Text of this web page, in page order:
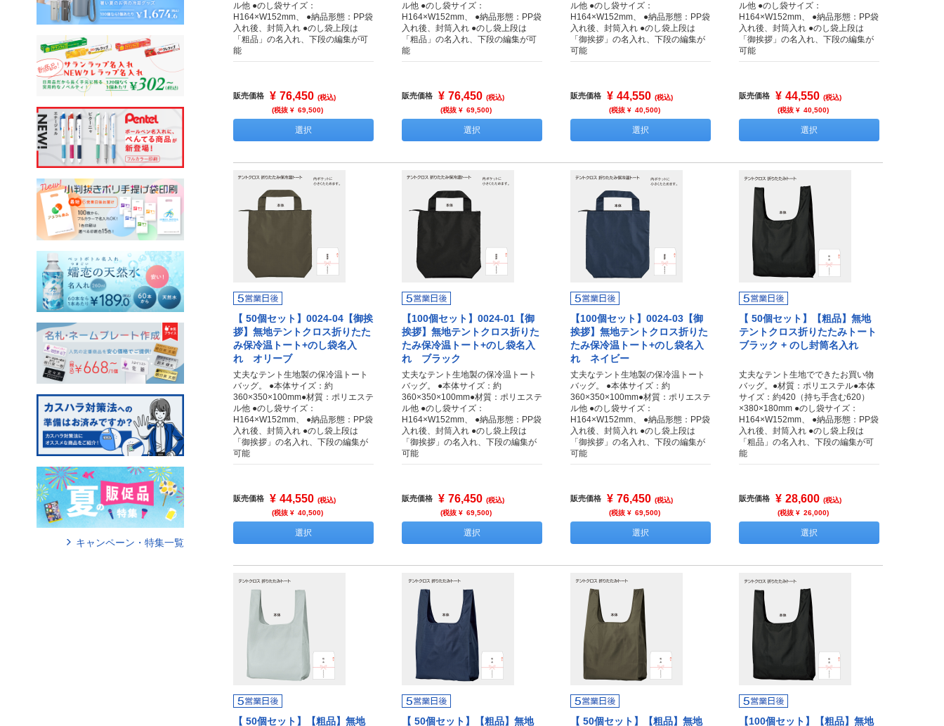
ル他 ●のし袋サイズ：
H164×W152mm、 ●納品形態：PP袋
入れ後、封筒入れ ●のし袋上段は
「粗品」の名入れ、下段の編集が可
能
販売価格 ¥ 76,450 (税込)
(税抜 ¥ 69,500)
選択
ル他 ●のし袋サイズ：
H164×W152mm、 ●納品形態：PP袋
入れ後、封筒入れ ●のし袋上段は
「粗品」の名入れ、下段の編集が可
能
販売価格 ¥ 76,450 (税込)
(税抜 ¥ 69,500)
選択
ル他 ●のし袋サイズ：
H164×W152mm、 ●納品形態：PP袋
入れ後、封筒入れ ●のし袋上段は
「御挨拶」の名入れ、下段の編集が
可能
販売価格 ¥ 44,550 (税込)
(税抜 ¥ 40,500)
選択
ル他 ●のし袋サイズ：
H164×W152mm、 ●納品形態：PP袋
入れ後、封筒入れ ●のし袋上段は
「御挨拶」の名入れ、下段の編集が
可能
販売価格 ¥ 44,550 (税込)
(税抜 ¥ 40,500)
選択
【 50個セット】0024-04【御挨
拶】無地テントクロス折りたた
み保冷温トート+のし袋名入
れ オリーブ
丈夫なテント生地製の保冷温トート
バッグ。 ●本体サイズ：約
360×350×100mm●材質：ポリエステ
ル他 ●のし袋サイズ：
H164×W152mm、 ●納品形態：PP袋
入れ後、封筒入れ ●のし袋上段は
「御挨拶」の名入れ、下段の編集が
可能
販売価格 ¥ 44,550 (税込)
(税抜 ¥ 40,500)
選択
【100個セット】0024-01【御
挨拶】無地テントクロス折りた
たみ保冷温トート+のし袋名入
れ ブラック
丈夫なテント生地製の保冷温トート
バッグ。 ●本体サイズ：約
360×350×100mm●材質：ポリエステ
ル他 ●のし袋サイズ：
H164×W152mm、 ●納品形態：PP袋
入れ後、封筒入れ ●のし袋上段は
「御挨拶」の名入れ、下段の編集が
可能
販売価格 ¥ 76,450 (税込)
(税抜 ¥ 69,500)
選択
【100個セット】0024-03【御
挨拶】無地テントクロス折りた
たみ保冷温トート+のし袋名入
れ ネイビー
丈夫なテント生地製の保冷温トート
バッグ。 ●本体サイズ：約
360×350×100mm●材質：ポリエステ
ル他 ●のし袋サイズ：
H164×W152mm、 ●納品形態：PP袋
入れ後、封筒入れ ●のし袋上段は
「御挨拶」の名入れ、下段の編集が
可能
販売価格 ¥ 76,450 (税込)
(税抜 ¥ 69,500)
選択
【 50個セット】【粗品】無地
テントクロス折りたたみトート
ブラック + のし封筒名入れ
丈夫なテント生地でできたお買い物
バッグ。●材質：ポリエステル●本体
サイズ：約420（持ち手含む620）
×380×180mm ●のし袋サイズ：
H164×W152mm、 ●納品形態：PP袋
入れ後、封筒入れ ●のし袋上段は
「粗品」の名入れ、下段の編集が可
能
販売価格 ¥ 28,600 (税込)
(税抜 ¥ 26,000)
選択
【 50個セット】【粗品】無地
【 50個セット】【粗品】無地
【 50個セット】【粗品】無地
【100個セット】【粗品】無地
キャンペーン・特集一覧